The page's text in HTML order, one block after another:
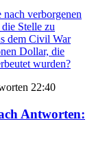
verborgenen
Stelle zu
dem Civil War
Dollar, die
wurden?
22:40
Antworten: